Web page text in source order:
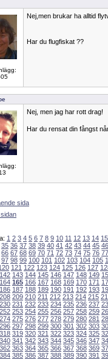
Nej,men brukar ha alltid
Har du flugfiskat ??
Nej, men jag har rott drag!
Har du rensat din fångst
sida
1 2 3 4 5 6 7 8 9 10 11 12 13 14 15
35 36 37 38 39 40 41 42 43 44 45 46
66 67 68 69 70 71 72 73 74 75 76 77
97 98 99 100 101 102 103 104 105
121 122 123 124 125 126 127
142 143 144 145 146 147 148 149
164 165 166 167 168 169 170 171
186 187 188 189 190 191 192 193
208 209 210 211 212 213 214 215
230 231 232 233 234 235 236 237
252 253 254 255 256 257 258 259
274 275 276 277 278 279 280 281
296 297 298 299 300 301 302 303
318 319 320 321 322 323 324 325
340 341 342 343 344 345 346 347
362 363 364 365 366 367 368 369
384 385 386 387 388 389 390 391